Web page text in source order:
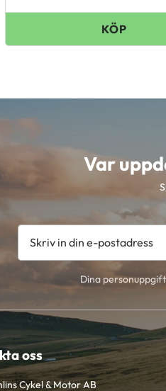
Var
Dina
oss
Cykel & Motor AB